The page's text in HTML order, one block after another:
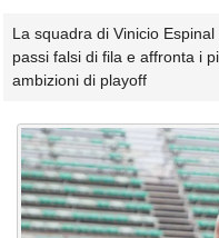
La squadra di Vinicio
passi falsi di fila e affronta i
ambizioni di playoff